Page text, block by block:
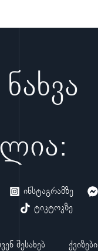
ინსტაგრამზე
ტიკტოკზე
შესახებ ქვიზები